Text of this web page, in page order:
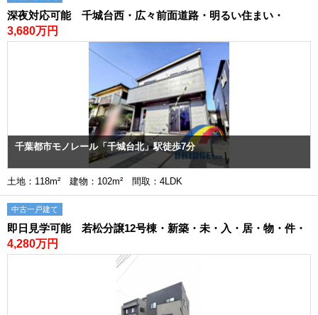
深夜対応可能 千城台西・広々前面道路・明るい住まい・
3,680万円
千葉都市モノレール「千城台北」駅徒歩7分
土地：118m² 建物：102m² 間取：4LDK
中古一戸建て
即日見学可能 若松分譲12号棟・新築・未・入・居・物・件・
4,280万円